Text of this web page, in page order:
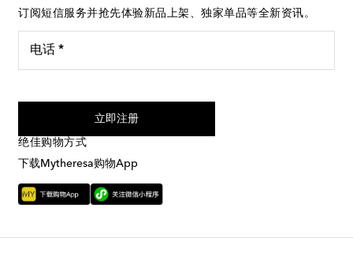
订阅短信服务并抢先体验新品上架、独家单品等全新资讯。
电话 *
立即注册
绝佳购物方式
下载Mytheresa购物App